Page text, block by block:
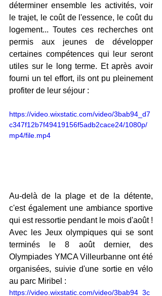
déterminer ensemble les activités, voir
le trajet, le coût de l'essence, le coût du
logement... Toutes ces recherches ont
permis aux jeunes de développer
certaines compétences qui leur seront
utiles sur le long terme. Et après avoir
fourni un tel effort, ils ont pu pleinement
profiter de leur séjour :
https://video.wixstatic.com/video/3bab94_d7
c347f12b7f49419156f5adb2cace24/1080p/
mp4/file.mp4
Au-delà de la plage et de la détente,
c'est également une ambiance sportive
qui est ressortie pendant le mois d'août !
Avec les Jeux olympiques qui se sont
terminés le 8 août dernier, des
Olympiades YMCA Villeurbanne ont été
organisées, suivie d'une sortie en vélo
au parc Miribel :
https://video.wixstatic.com/video/3bab94_3c